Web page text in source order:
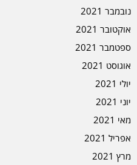
נובמבר 2021
אוקטובר 2021
ספטמבר 2021
אוגוסט 2021
יולי 2021
יוני 2021
מאי 2021
אפריל 2021
מרץ 2021